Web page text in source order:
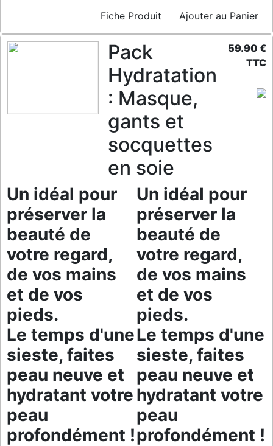
Fiche Produit Ajouter au Panier
Pack
Hydratation
: Masque,
gants et
socquettes
en soie
Un idéal pour
préserver la
beauté de
votre regard,
de vos mains
et de vos
pieds.
Le temps d'une
sieste, faites
peau neuve et
hydratant votre
peau
profondément !
Un idéal pour
préserver la
beauté de
votre regard,
de vos mains
et de vos
pieds.
Le temps d'une
sieste, faites
peau neuve et
hydratant votre
peau
profondément !
59.90 €
TTC